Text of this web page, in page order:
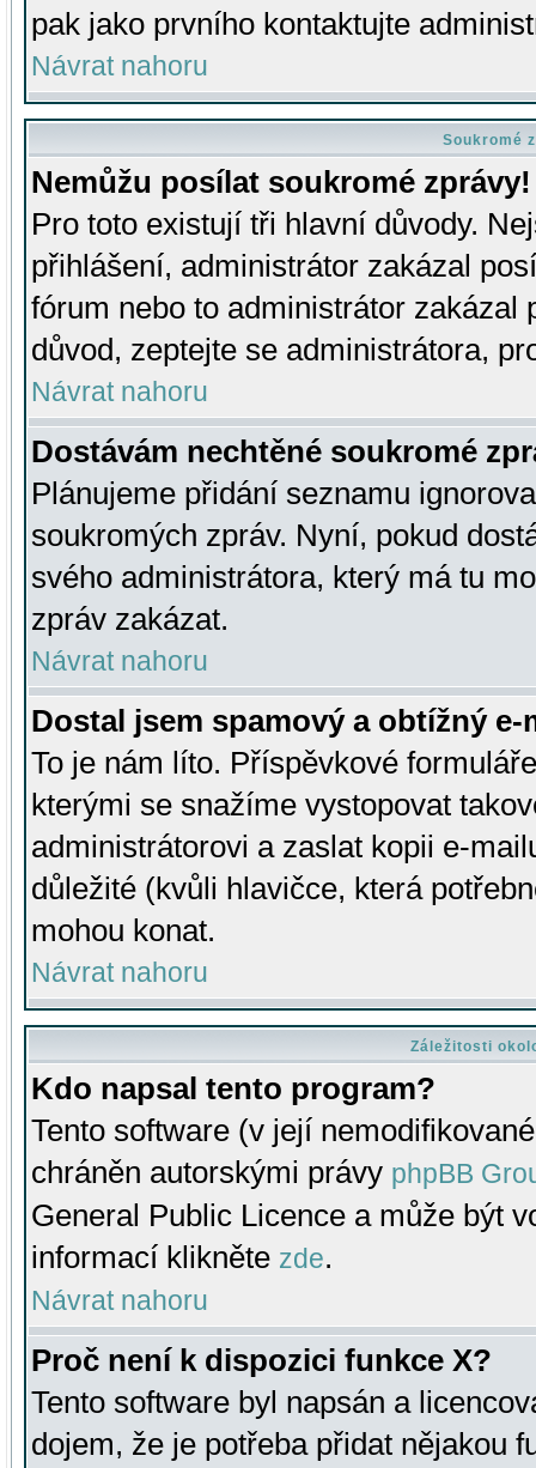
pak jako prvního kontaktujte
Návrat nahoru
Soukromé
Nemůžu posílat soukromé zprávy!
Pro toto existují tři hlavní důvody.
přihlášení, administrátor zakázal
fórum nebo to administrátor zakázal
důvod, zeptejte se administrátora,
Návrat nahoru
Dostávám nechtěné soukromé
Plánujeme přidání seznamu
soukromých zpráv. Nyní, pokud
svého administrátora, který má tu
zpráv zakázat.
Návrat nahoru
Dostal jsem spamový a obtížný
To je nám líto. Příspěvkové
kterými se snažíme vystopovat
administrátorovi a zaslat kopii e-
důležité (kvůli hlavičce, která
mohou konat.
Návrat nahoru
Záležitosti
Kdo napsal tento program?
Tento software (v její
chráněn autorskými právy phpBB
General Public Licence a může být
informací klikněte zde.
Návrat nahoru
Proč není k dispozici funkce X?
Tento software byl napsán a
dojem, že je potřeba přidat nějakou